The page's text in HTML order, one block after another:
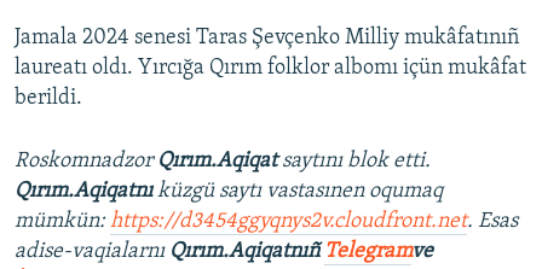
Jamala 2024 senesi Taras Şevçenko Milliy mukâfatınıñ
laureatı oldı. Yırcığa Qırım folklor albomı içün mukâfat
berildi.
Roskomnadzor Qırım.Aqiqatsaytını blok etti.
Qırım.Aqiqatnıküzgü saytı vastasınen oqumaq
mümkün:https://d3454ggyqnys2v.cloudfront.net. Esas
adise-vaqialarnı Qırım.Aqiqatnıñ Telegramve